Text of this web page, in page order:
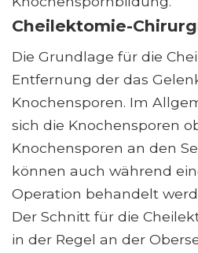
Cheilektomie-
Die Grundlage für die
Entfernung der das
Knochensporen. Im
sich die Knochensporen
Knochensporen an den
können auch während
Operation behandelt
Der Schnitt für die
in der Regel an der